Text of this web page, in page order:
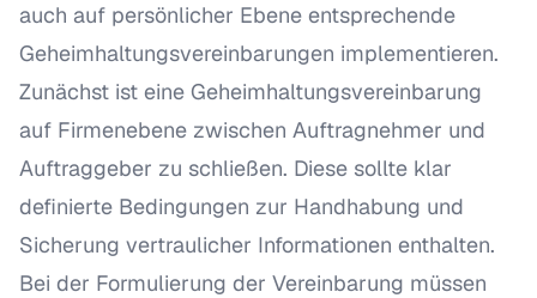
auch auf persönlicher Ebene entsprechende
Geheimhaltungsvereinbarungen implementieren.
Zunächst ist eine Geheimhaltungsvereinbarung
auf Firmenebene zwischen Auftragnehmer und
Auftraggeber zu schließen. Diese sollte klar
definierte Bedingungen zur Handhabung und
Sicherung vertraulicher Informationen enthalten.
Bei der Formulierung der Vereinbarung müssen